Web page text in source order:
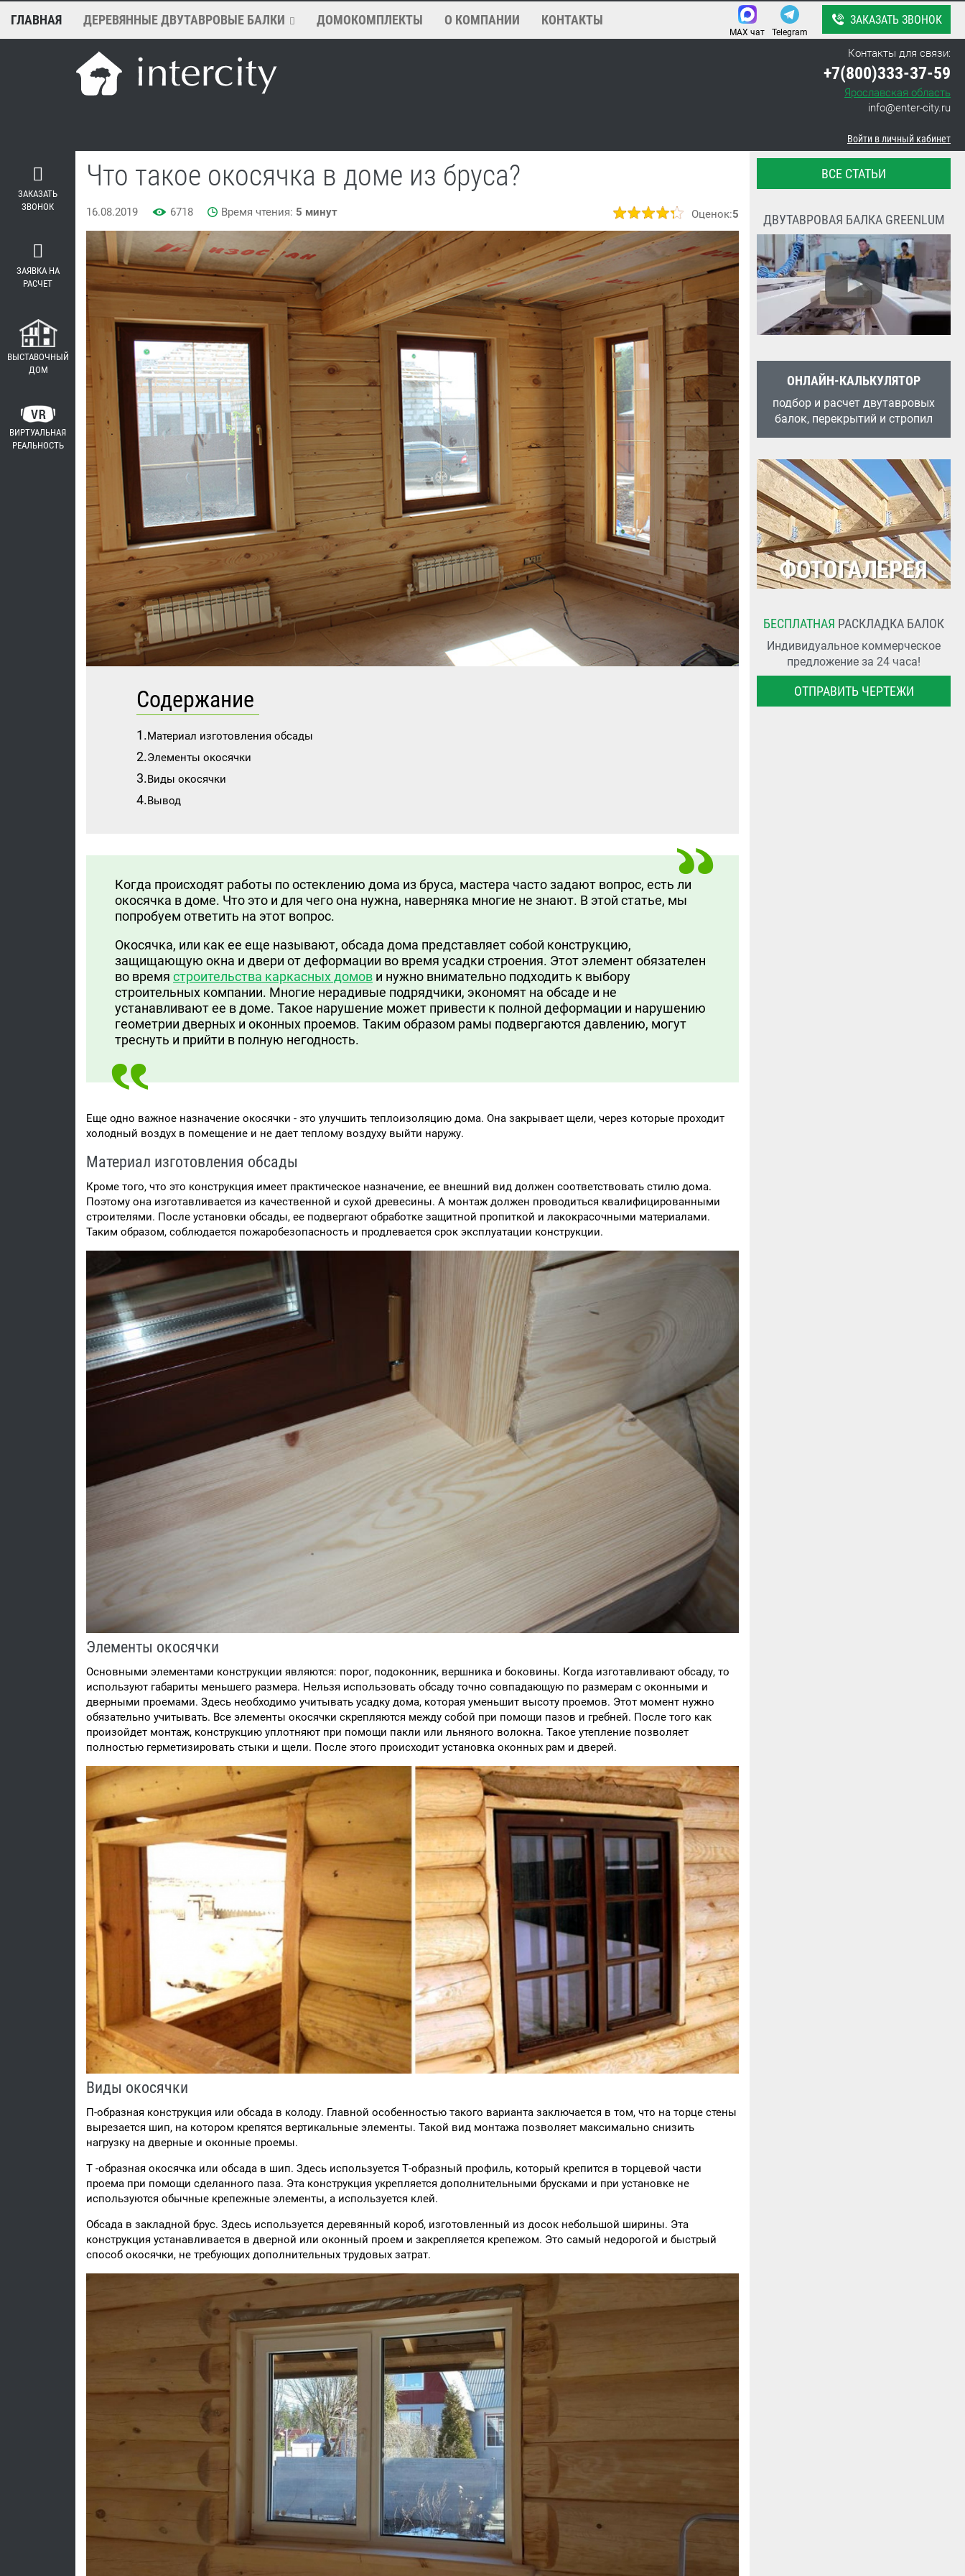
ЗАКАЗАТЬ ЗВОНОК
MAX чат Telegram
ГЛАВНАЯ ДЕРЕВЯННЫЕ ДВУТАВРОВЫЕ БАЛКИ ДОМОКОМПЛЕКТЫ О КОМПАНИИ КОНТАКТЫ
Контакты для связи:
+7(800)333-37-59
Ярославская область
info@enter-city.ru
Войти в личный кабинет
ЗАКАЗАТЬ
ЗВОНОК
ЗАЯВКА НА
РАСЧЕТ
ВЫСТАВОЧНЫЙ
ДОМ
ВИРТУАЛЬНАЯ
РЕАЛЬНОСТЬ
Что такое окосячка в доме из бруса?
Оценок:5
16.08.2019 6718 Время чтения: 5 минут
Содержание
Материал изготовления обсады
Элементы окосячки
Виды окосячки
Вывод
Когда происходят работы по остеклению дома из бруса, мастера часто задают вопрос, есть ли
окосячка в доме. Что это и для чего она нужна, наверняка многие не знают. В этой статье, мы
попробуем ответить на этот вопрос.
Окосячка, или как ее еще называют, обсада дома представляет собой конструкцию,
защищающую окна и двери от деформации во время усадки строения. Этот элемент обязателен
во время строительства каркасных домов и нужно внимательно подходить к выбору
строительных компании. Многие нерадивые подрядчики, экономят на обсаде и не
устанавливают ее в доме. Такое нарушение может привести к полной деформации и нарушению
геометрии дверных и оконных проемов. Таким образом рамы подвергаются давлению, могут
треснуть и прийти в полную негодность.
Еще одно важное назначение окосячки - это улучшить теплоизоляцию дома. Она закрывает щели, через которые проходит
холодный воздух в помещение и не дает теплому воздуху выйти наружу.
Материал изготовления обсады
Кроме того, что это конструкция имеет практическое назначение, ее внешний вид должен соответствовать стилю дома.
Поэтому она изготавливается из качественной и сухой древесины. А монтаж должен проводиться квалифицированными
строителями. После установки обсады, ее подвергают обработке защитной пропиткой и лакокрасочными материалами.
Таким образом, соблюдается пожаробезопасность и продлевается срок эксплуатации конструкции.
Элементы окосячки
Основными элементами конструкции являются: порог, подоконник, вершника и боковины. Когда изготавливают обсаду, то
используют габариты меньшего размера. Нельзя использовать обсаду точно совпадающую по размерам с оконными и
дверными проемами. Здесь необходимо учитывать усадку дома, которая уменьшит высоту проемов. Этот момент нужно
обязательно учитывать. Все элементы окосячки скрепляются между собой при помощи пазов и гребней. После того как
произойдет монтаж, конструкцию уплотняют при помощи пакли или льняного волокна. Такое утепление позволяет
полностью герметизировать стыки и щели. После этого происходит установка оконных рам и дверей.
Виды окосячки
П-образная конструкция или обсада в колоду. Главной особенностью такого варианта заключается в том, что на торце стены
вырезается шип, на котором крепятся вертикальные элементы. Такой вид монтажа позволяет максимально снизить
нагрузку на дверные и оконные проемы.
Т -образная окосячка или обсада в шип. Здесь используется Т-образный профиль, который крепится в торцевой части
проема при помощи сделанного паза. Эта конструкция укрепляется дополнительными брусками и при установке не
используются обычные крепежные элементы, а используется клей.
Обсада в закладной брус. Здесь используется деревянный короб, изготовленный из досок небольшой ширины. Эта
конструкция устанавливается в дверной или оконный проем и закрепляется крепежом. Это самый недорогой и быстрый
способ окосячки, не требующих дополнительных трудовых затрат.
ВСЕ СТАТЬИ
ДВУТАВРОВАЯ БАЛКА GREENLUM
ОНЛАЙН-КАЛЬКУЛЯТОР
подбор и расчет двутавровых
балок, перекрытий и стропил
БЕСПЛАТНАЯ РАСКЛАДКА БАЛОК
Индивидуальное коммерческое
предложение за 24 часа!
ОТПРАВИТЬ ЧЕРТЕЖИ